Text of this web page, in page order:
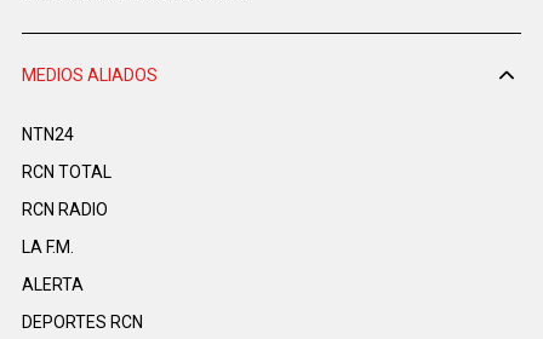
MEDIOS ALIADOS
NTN24
RCN TOTAL
RCN RADIO
LA F.M.
ALERTA
DEPORTES RCN